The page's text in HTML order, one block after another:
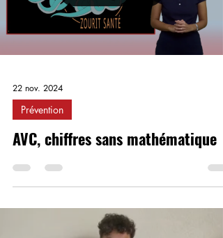
22 nov. 2024
Prévention
AVC, chiffres sans mathématique